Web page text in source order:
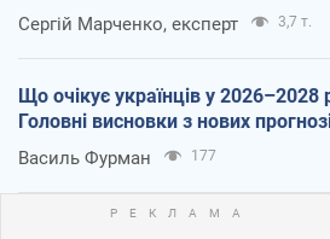
Сергій Марченко, експерт 3,7 т.
Що очікує українців у 2026–2028
Головні висновки з нових
Василь Фурман 177